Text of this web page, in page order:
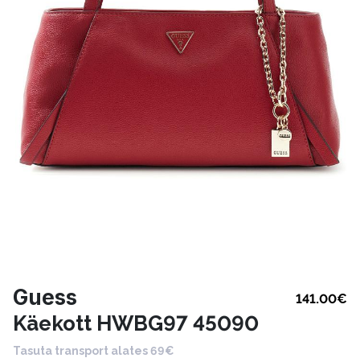
Guess 141.00€
Käekott HWBG97 45090
Tasuta transport alates 69€